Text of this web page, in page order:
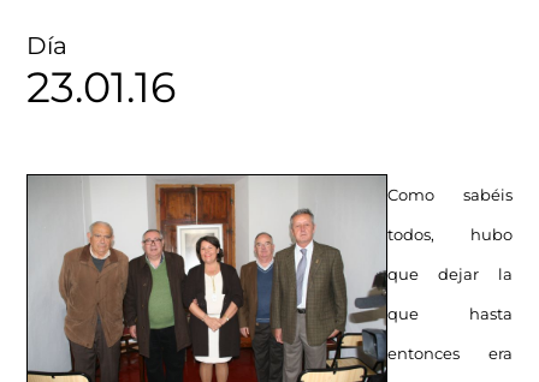
Día
23.01.16
Como sabéis
todos, hubo
que dejar la
que hasta
entonces era